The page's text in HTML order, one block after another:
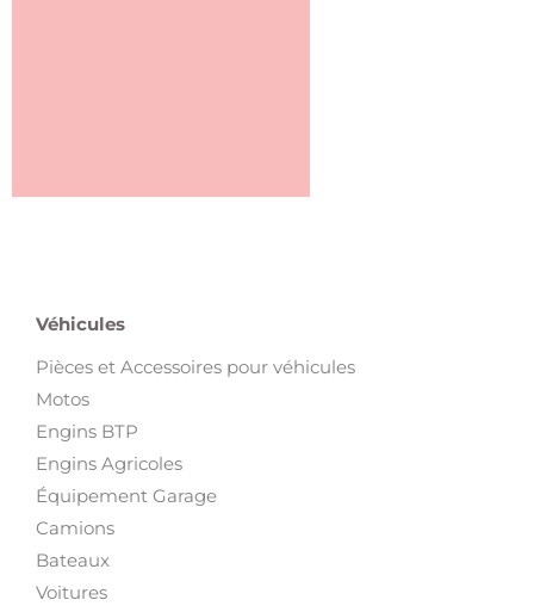
Véhicules
Pièces et Accessoires pour véhicules
Motos
Engins BTP
Engins Agricoles
Équipement Garage
Camions
Bateaux
Voitures